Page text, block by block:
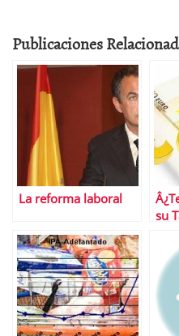
Publicaciones
La reforma laboral
su